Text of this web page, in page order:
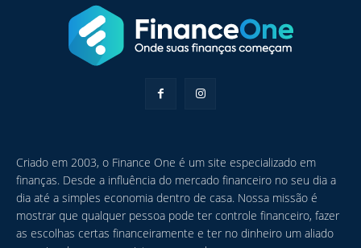
Criado em 2003, o Finance One é um site especializado em
finanças. Desde a influência do mercado financeiro no seu dia a
dia até a simples economia dentro de casa. Nossa missão é
mostrar que qualquer pessoa pode ter controle financeiro, fazer
as escolhas certas financeiramente e ter no dinheiro um aliado